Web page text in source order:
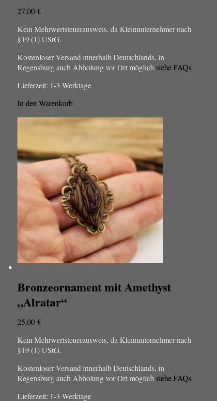
27,00 €
Kein Mehrwertsteuerausweis, da Kleinunternehmer nach
§19 (1) UStG.
Kostenloser Versand innerhalb Deutschlands, in
Regensburg auch Abholung vor Ort möglich siehe FAQs
Lieferzeit: 1-3 Werktage
In den Warenkorb
Bronzeornament mit Amethyst
„Alratar“
25,00 €
Kein Mehrwertsteuerausweis, da Kleinunternehmer nach
§19 (1) UStG.
Kostenloser Versand innerhalb Deutschlands, in
Regensburg auch Abholung vor Ort möglich siehe FAQs
Lieferzeit: 1-3 Werktage